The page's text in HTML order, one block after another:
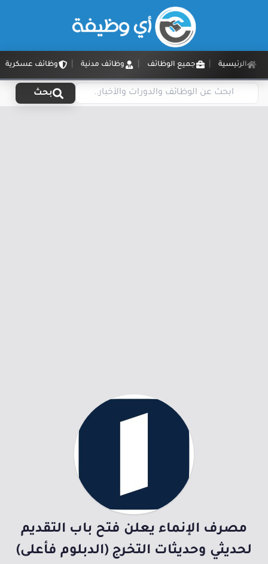
الرئيسية جميع الوظائف وظائف مدنية وظائف عسكرية
بحث
مصرف الإنماء يعلن فتح باب التقديم
لحديثي وحديثات التخرج (الدبلوم فأعلى)